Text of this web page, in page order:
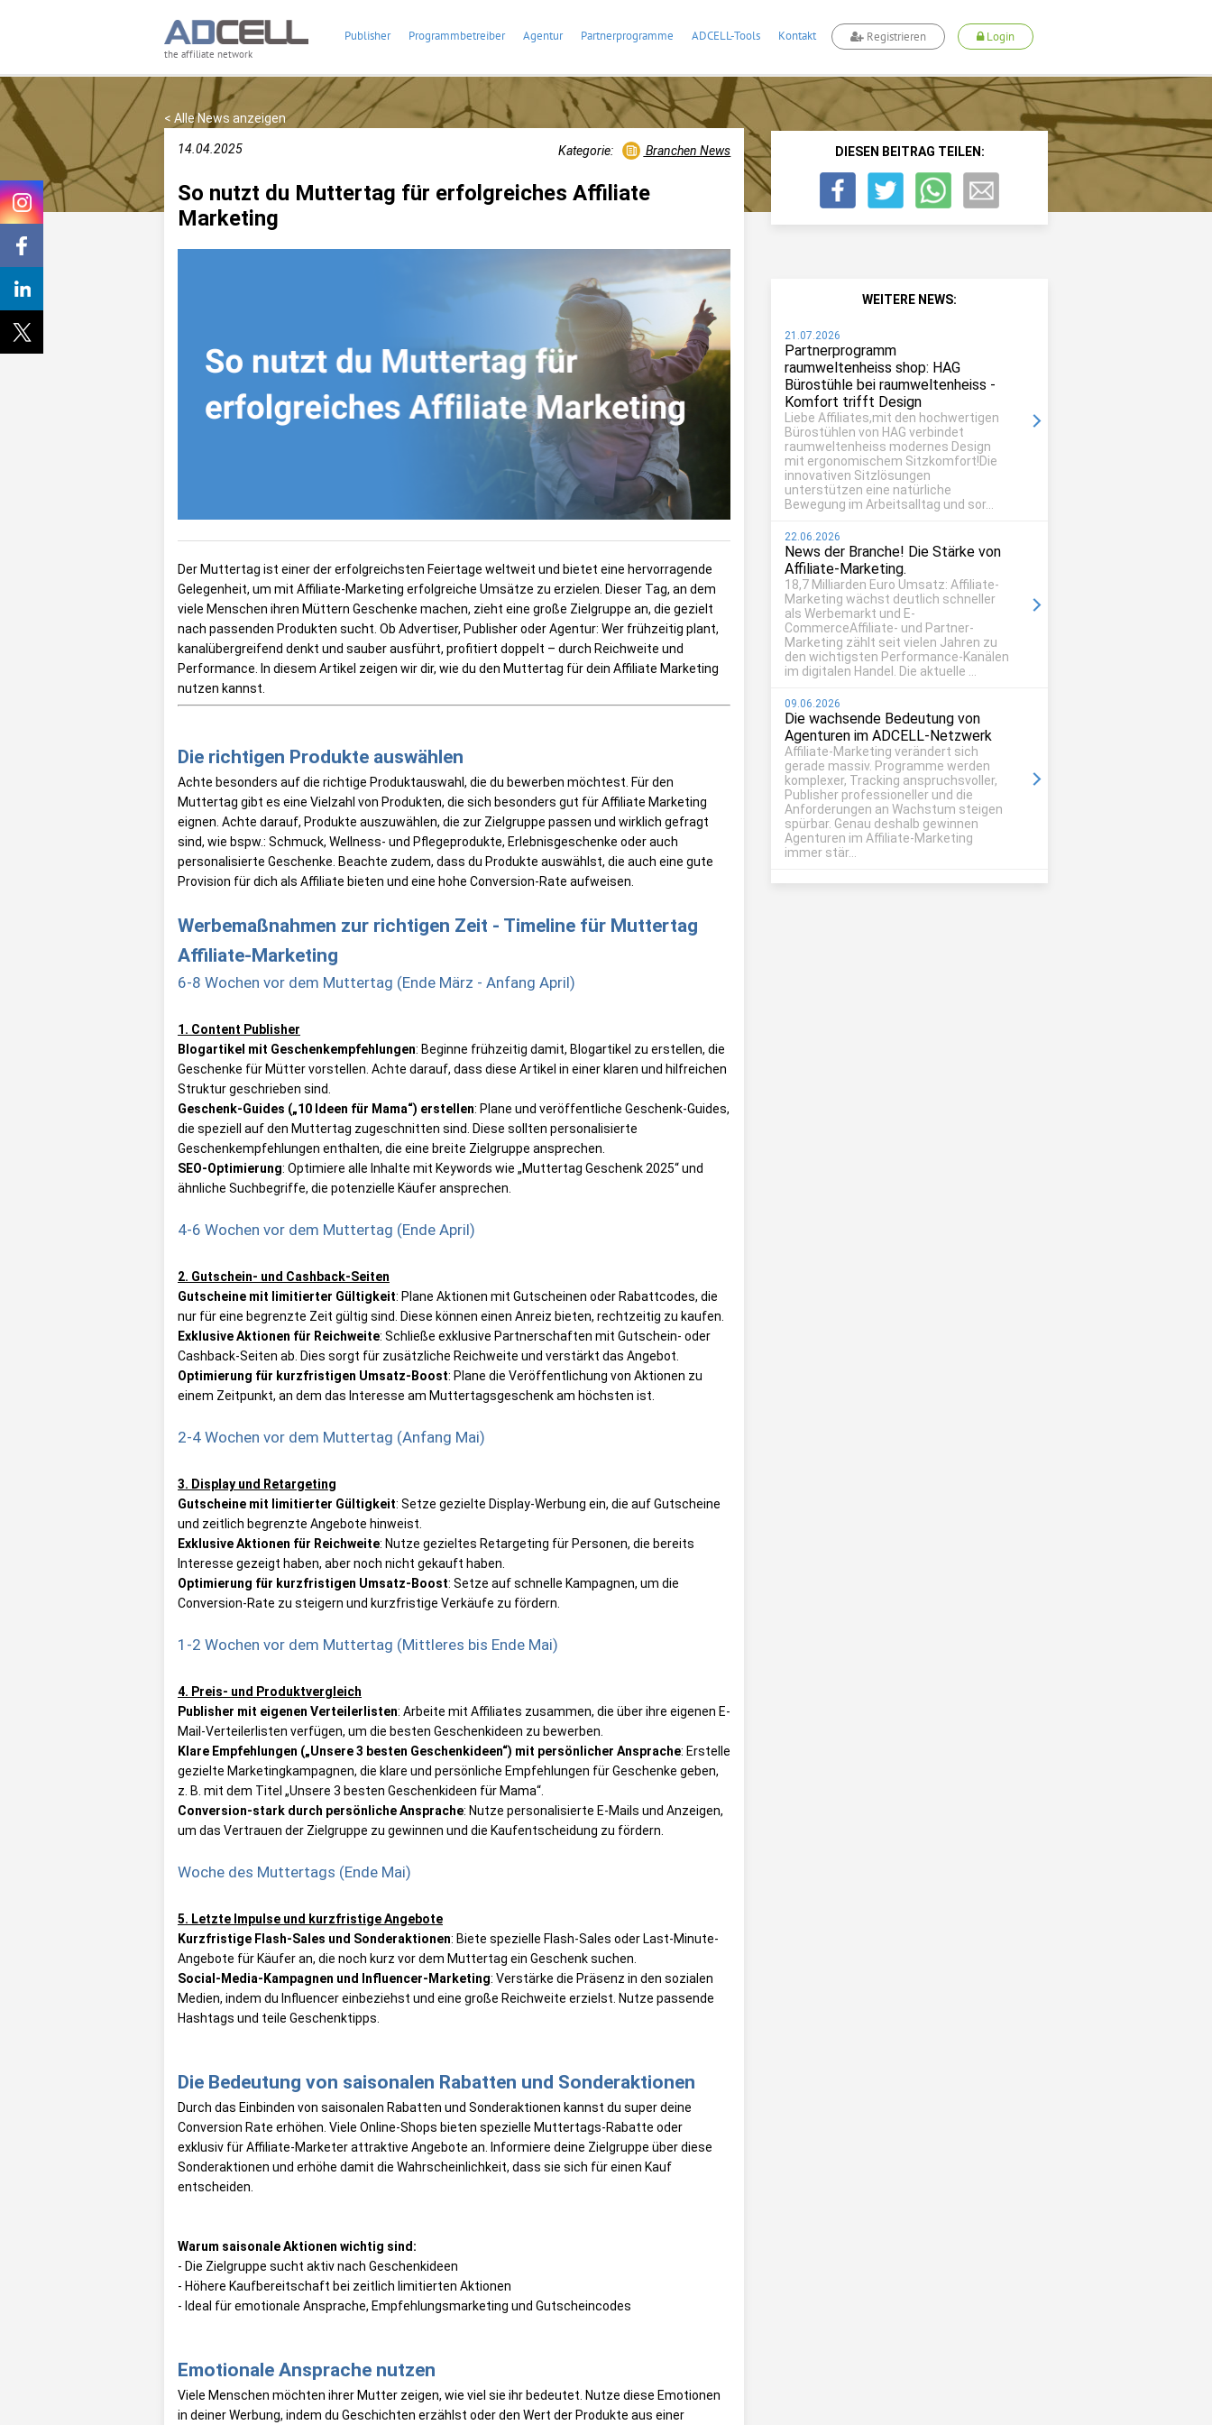
the affiliate network
Publisher Programmbetreiber Agentur Partnerprogramme ADCELL-Tools Kontakt Registrieren Login
< Alle News anzeigen
14.04.2025 Kategorie: Branchen News
So nutzt du Muttertag für erfolgreiches Affiliate
Marketing
Der Muttertag ist einer der erfolgreichsten Feiertage weltweit und bietet eine hervorragende
Gelegenheit, um mit Affiliate-Marketing erfolgreiche Umsätze zu erzielen. Dieser Tag, an dem
viele Menschen ihren Müttern Geschenke machen, zieht eine große Zielgruppe an, die gezielt
nach passenden Produkten sucht. Ob Advertiser, Publisher oder Agentur: Wer frühzeitig plant,
kanalübergreifend denkt und sauber ausführt, profitiert doppelt – durch Reichweite und
Performance. In diesem Artikel zeigen wir dir, wie du den Muttertag für dein Affiliate Marketing
nutzen kannst.
Die richtigen Produkte auswählen
Achte besonders auf die richtige Produktauswahl, die du bewerben möchtest. Für den
Muttertag gibt es eine Vielzahl von Produkten, die sich besonders gut für Affiliate Marketing
eignen. Achte darauf, Produkte auszuwählen, die zur Zielgruppe passen und wirklich gefragt
sind, wie bspw.: Schmuck, Wellness- und Pflegeprodukte, Erlebnisgeschenke oder auch
personalisierte Geschenke. Beachte zudem, dass du Produkte auswählst, die auch eine gute
Provision für dich als Affiliate bieten und eine hohe Conversion-Rate aufweisen.
Werbemaßnahmen zur richtigen Zeit - Timeline für Muttertag
Affiliate-Marketing
6-8 Wochen vor dem Muttertag (Ende März - Anfang April)
1. Content Publisher
Blogartikel mit Geschenkempfehlungen: Beginne frühzeitig damit, Blogartikel zu erstellen, die
Geschenke für Mütter vorstellen. Achte darauf, dass diese Artikel in einer klaren und hilfreichen
Struktur geschrieben sind.
Geschenk-Guides („10 Ideen für Mama“) erstellen: Plane und veröffentliche Geschenk-Guides,
die speziell auf den Muttertag zugeschnitten sind. Diese sollten personalisierte
Geschenkempfehlungen enthalten, die eine breite Zielgruppe ansprechen.
SEO-Optimierung: Optimiere alle Inhalte mit Keywords wie „Muttertag Geschenk 2025“ und
ähnliche Suchbegriffe, die potenzielle Käufer ansprechen.
4-6 Wochen vor dem Muttertag (Ende April)
2. Gutschein- und Cashback-Seiten
Gutscheine mit limitierter Gültigkeit: Plane Aktionen mit Gutscheinen oder Rabattcodes, die
nur für eine begrenzte Zeit gültig sind. Diese können einen Anreiz bieten, rechtzeitig zu kaufen.
Exklusive Aktionen für Reichweite: Schließe exklusive Partnerschaften mit Gutschein- oder
Cashback-Seiten ab. Dies sorgt für zusätzliche Reichweite und verstärkt das Angebot.
Optimierung für kurzfristigen Umsatz-Boost: Plane die Veröffentlichung von Aktionen zu
einem Zeitpunkt, an dem das Interesse am Muttertagsgeschenk am höchsten ist.
2-4 Wochen vor dem Muttertag (Anfang Mai)
3. Display und Retargeting
Gutscheine mit limitierter Gültigkeit: Setze gezielte Display-Werbung ein, die auf Gutscheine
und zeitlich begrenzte Angebote hinweist.
Exklusive Aktionen für Reichweite: Nutze gezieltes Retargeting für Personen, die bereits
Interesse gezeigt haben, aber noch nicht gekauft haben.
Optimierung für kurzfristigen Umsatz-Boost: Setze auf schnelle Kampagnen, um die
Conversion-Rate zu steigern und kurzfristige Verkäufe zu fördern.
1-2 Wochen vor dem Muttertag (Mittleres bis Ende Mai)
4. Preis- und Produktvergleich
Publisher mit eigenen Verteilerlisten: Arbeite mit Affiliates zusammen, die über ihre eigenen E-
Mail-Verteilerlisten verfügen, um die besten Geschenkideen zu bewerben.
Klare Empfehlungen („Unsere 3 besten Geschenkideen“) mit persönlicher Ansprache: Erstelle
gezielte Marketingkampagnen, die klare und persönliche Empfehlungen für Geschenke geben,
z. B. mit dem Titel „Unsere 3 besten Geschenkideen für Mama“.
Conversion-stark durch persönliche Ansprache: Nutze personalisierte E-Mails und Anzeigen,
um das Vertrauen der Zielgruppe zu gewinnen und die Kaufentscheidung zu fördern.
Woche des Muttertags (Ende Mai)
5. Letzte Impulse und kurzfristige Angebote
Kurzfristige Flash-Sales und Sonderaktionen: Biete spezielle Flash-Sales oder Last-Minute-
Angebote für Käufer an, die noch kurz vor dem Muttertag ein Geschenk suchen.
Social-Media-Kampagnen und Influencer-Marketing: Verstärke die Präsenz in den sozialen
Medien, indem du Influencer einbeziehst und eine große Reichweite erzielst. Nutze passende
Hashtags und teile Geschenktipps.
Die Bedeutung von saisonalen Rabatten und Sonderaktionen
Durch das Einbinden von saisonalen Rabatten und Sonderaktionen kannst du super deine
Conversion Rate erhöhen. Viele Online-Shops bieten spezielle Muttertags-Rabatte oder
exklusiv für Affiliate-Marketer attraktive Angebote an. Informiere deine Zielgruppe über diese
Sonderaktionen und erhöhe damit die Wahrscheinlichkeit, dass sie sich für einen Kauf
entscheiden.
Warum saisonale Aktionen wichtig sind:
- Die Zielgruppe sucht aktiv nach Geschenkideen
- Höhere Kaufbereitschaft bei zeitlich limitierten Aktionen
- Ideal für emotionale Ansprache, Empfehlungsmarketing und Gutscheincodes
Emotionale Ansprache nutzen
Viele Menschen möchten ihrer Mutter zeigen, wie viel sie ihr bedeutet. Nutze diese Emotionen
in deiner Werbung, indem du Geschichten erzählst oder den Wert der Produkte aus einer
DIESEN BEITRAG TEILEN:
WEITERE NEWS:
21.07.2026
Partnerprogramm
raumweltenheiss shop: HAG
Bürostühle bei raumweltenheiss -
Komfort trifft Design
Liebe Affiliates,mit den hochwertigen
Bürostühlen von HAG verbindet
raumweltenheiss modernes Design
mit ergonomischem Sitzkomfort!Die
innovativen Sitzlösungen
unterstützen eine natürliche
Bewegung im Arbeitsalltag und sor...
22.06.2026
News der Branche! Die Stärke von
Affiliate-Marketing.
18,7 Milliarden Euro Umsatz: Affiliate-
Marketing wächst deutlich schneller
als Werbemarkt und E-
CommerceAffiliate- und Partner-
Marketing zählt seit vielen Jahren zu
den wichtigsten Performance-Kanälen
im digitalen Handel. Die aktuelle ...
09.06.2026
Die wachsende Bedeutung von
Agenturen im ADCELL-Netzwerk
Affiliate-Marketing verändert sich
gerade massiv. Programme werden
komplexer, Tracking anspruchsvoller,
Publisher professioneller und die
Anforderungen an Wachstum steigen
spürbar. Genau deshalb gewinnen
Agenturen im Affiliate-Marketing
immer stär...